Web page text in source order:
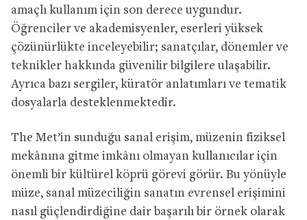
amaçlı kullanım için son derece uygundur.
Öğrenciler ve akademisyenler, eserleri yüksek
çözünürlükte inceleyebilir; sanatçılar, dönemler ve
teknikler hakkında güvenilir bilgilere ulaşabilir.
Ayrıca bazı sergiler, küratör anlatımları ve tematik
dosyalarla desteklenmektedir.
The Met’in sunduğu sanal erişim, müzenin fiziksel
mekânına gitme imkânı olmayan kullanıcılar için
önemli bir kültürel köprü görevi görür. Bu yönüyle
müze, sanal müzeciliğin sanatın evrensel erişimini
nasıl güçlendirdiğine dair başarılı bir örnek olarak